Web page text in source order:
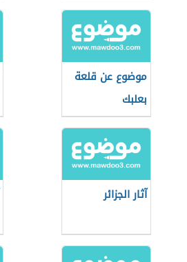
موضوع عن قلعة
بعلبك
آثار الجزائر